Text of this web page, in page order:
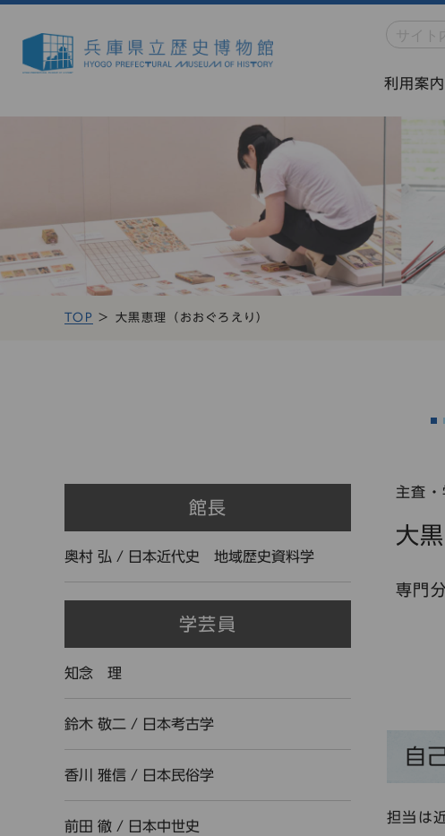
利用案内
TOP 大黒恵理（おおぐろえり）
主査・
大
専門
自
担当は
館長
奥村 弘 / 日本近代史 地域歴史資料学
学芸員
知念 理
鈴木 敬二 / 日本考古学
香川 雅信 / 日本民俗学
前田 徹 / 日本中世史